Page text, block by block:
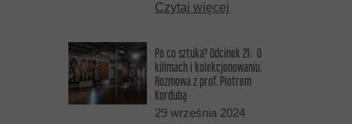
Czytaj więcej
Po co sztuka? Odcinek 21: O
kilimach i kolekcjonowaniu.
Rozmowa z prof. Piotrem
Kordubą
29 września 2024